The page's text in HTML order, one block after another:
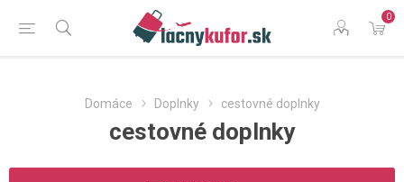
0
Domáce Doplnky cestovné doplnky
cestovné doplnky